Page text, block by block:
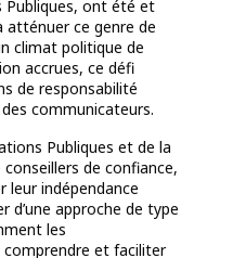
Publiques, ont été et
atténuer ce genre de
climat politique de
accrues, ce défi
de responsabilité
communicateurs.
Publiques et de la
de confiance,
leur indépendance
d’une approche de type
les
et faciliter